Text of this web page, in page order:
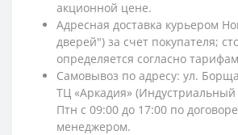
акционной цене.
Адресная доставка курьером
дверей") за счет покупателя;
определяется согласно
Самовывоз по адресу: ул.
ТЦ «Аркадия»
Птн с 09:00 до 17:00 по
менеджером.